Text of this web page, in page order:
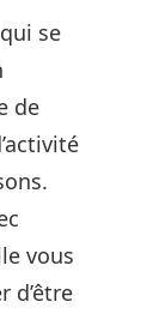
se
de
vous
d’être